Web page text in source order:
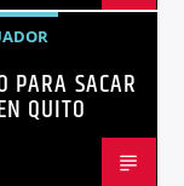
PARA SACAR
QUITO